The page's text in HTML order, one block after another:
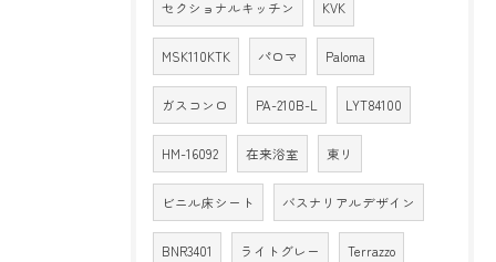
セクショナルキッチン KVK
MSK110KTK パロマ Paloma
ガスコンロ PA-210B-L LYT84100
HM-16092 在来浴室 東リ
ビニル床シート バスナリアルデザイン
BNR3401 ライトグレー Terrazzo